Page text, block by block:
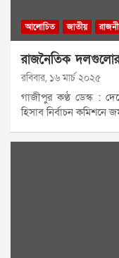
আলোচিত জাতীয়
রাজনৈতিক
রবিবার, ১৬ মার্চ ২০২৫
গাজীপুর কণ্ঠ ডেস্ক :
হিসাব নির্বাচন কমিশনে